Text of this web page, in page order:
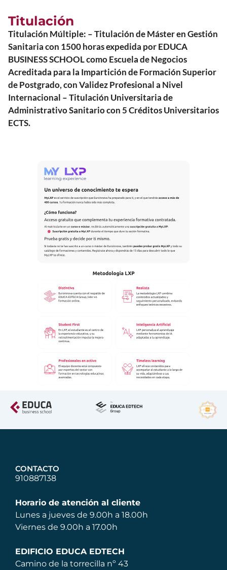
Titulación
Titulación Múltiple: – Titulación de Máster en Gestión
Sanitaria con 1500 horas expedida por EDUCA
BUSINESS SCHOOL como Escuela de Negocios
Acreditada para la Impartición de Formación Superior
de Postgrado, con Validez Profesional a Nivel
Internacional – Titulación Universitaria de
Administrativo Sanitario con 5 Créditos Universitarios
ECTS.
CONTACTO
910887138
Horario de atención al cliente
Lunes a jueves de 9.00h a 18.00h
Viernes de 9.00h a 17.00h
EDIFICIO EDUCA EDTECH
Camino de la torrecilla nº 43